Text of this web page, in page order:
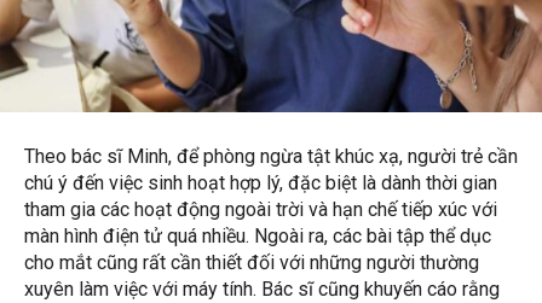
Theo bác sĩ Minh, để phòng ngừa tật khúc xạ, người trẻ cần
chú ý đến việc sinh hoạt hợp lý, đặc biệt là dành thời gian
tham gia các hoạt động ngoài trời và hạn chế tiếp xúc với
màn hình điện tử quá nhiều. Ngoài ra, các bài tập thể dục
cho mắt cũng rất cần thiết đối với những người thường
xuyên làm việc với máy tính. Bác sĩ cũng khuyến cáo rằng